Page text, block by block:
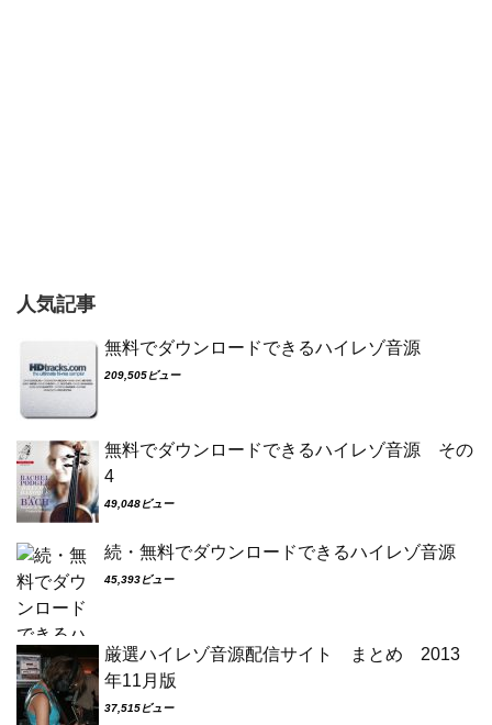
人気記事
無料でダウンロードできるハイレゾ音源
209,505ビュー
無料でダウンロードできるハイレゾ音源 その
4
49,048ビュー
続・無料でダウンロードできるハイレゾ音源
45,393ビュー
厳選ハイレゾ音源配信サイト まとめ 2013
年11月版
37,515ビュー